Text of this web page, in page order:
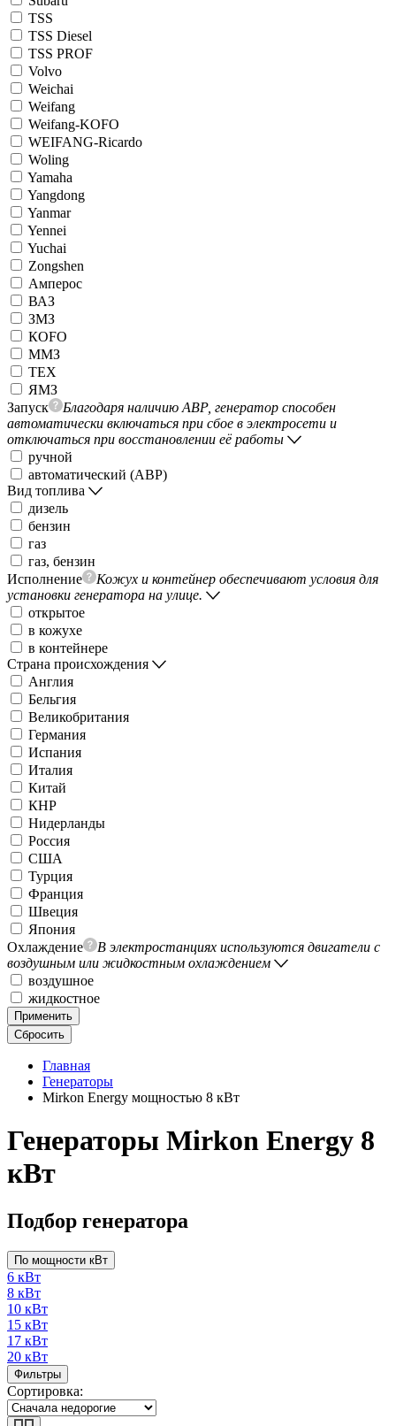
TSS
TSS Diesel
TSS PROF
Volvo
Weichai
Weifang
Weifang-KOFO
WEIFANG-Ricardo
Woling
Yamaha
Yangdong
Yanmar
Yennei
Yuchai
Zongshen
Амперос
ВАЗ
ЗМЗ
КОFO
ММЗ
ТЕХ
ЯМЗ
Запуск
Благодаря наличию АВР, генератор способен
автоматически включаться при сбое в электросети и
отключаться при восстановлении её работы
ручной
автоматический (АВР)
Вид топлива
дизель
бензин
газ
газ, бензин
Исполнение
Кожух и контейнер обеспечивают условия для
установки генератора на улице.
открытое
в кожухе
в контейнере
Страна происхождения
Англия
Бельгия
Великобритания
Германия
Испания
Италия
Китай
КНР
Нидерланды
Россия
США
Турция
Франция
Швеция
Япония
Охлаждение
В электростанциях используются двигатели с
воздушным или жидкостным охлаждением
воздушное
жидкостное
Применить
Сбросить
Главная
Генераторы
Mirkon Energy мощностью 8 кВт
Генераторы Mirkon Energy 8
кВт
Подбор генератора
По мощности кВт
6 кВт
8 кВт
10 кВт
15 кВт
17 кВт
20 кВт
Фильтры
Сортировка: